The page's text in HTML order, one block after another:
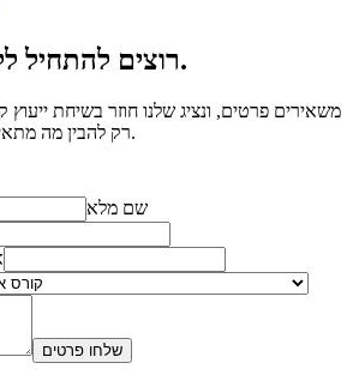
רוצים להתחיל ללמוד? בואו נדבר.
משאירים פרטים, ונציג שלנו חוזר בשיחת ייעוץ
רק להבין מה מתאים לכם ואיך לצאת לדרך.
שם מלא
שלחו פרטים